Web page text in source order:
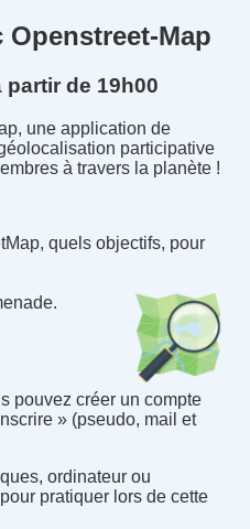
Openstreet-Map
de 19h00
une application de
participative
à travers la planète !
quels objectifs, pour
pouvez créer un compte
» (pseudo, mail et
ordinateur ou
pratiquer lors de cette